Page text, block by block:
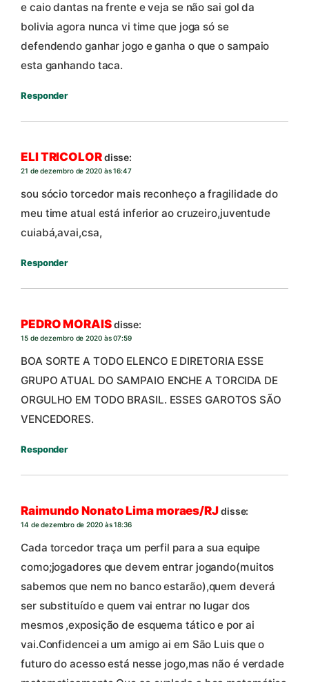
e caio dantas na frente e veja se não sai gol da
bolivia agora nunca vi time que joga só se
defendendo ganhar jogo e ganha o que o sampaio
esta ganhando taca.
Responder
ELI TRICOLORdisse:
21 de dezembro de 2020 às 16:47
sou sócio torcedor mais reconheço a fragilidade do
meu time atual está inferior ao cruzeiro,juventude
cuiabá,avai,csa,
Responder
PEDRO MORAISdisse:
15 de dezembro de 2020 às 07:59
BOA SORTE A TODO ELENCO E DIRETORIA ESSE
GRUPO ATUAL DO SAMPAIO ENCHE A TORCIDA DE
ORGULHO EM TODO BRASIL. ESSES GAROTOS SÃO
VENCEDORES.
Responder
Raimundo Nonato Lima moraes/RJdisse:
14 de dezembro de 2020 às 18:36
Cada torcedor traça um perfil para a sua equipe
como;jogadores que devem entrar jogando(muitos
sabemos que nem no banco estarão),quem deverá
ser substituído e quem vai entrar no lugar dos
mesmos ,exposição de esquema tático e por ai
vai.Confidencei a um amigo ai em São Luis que o
futuro do acesso está nesse jogo,mas não é verdade